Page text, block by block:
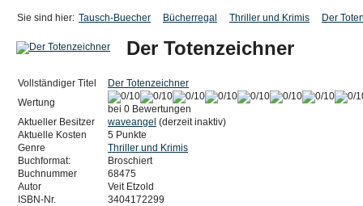
Sie sind hier: Tausch-Buecher Bücherregal Thriller und Krimis Der
Der Totenzeichner
Vollständiger Titel
Der Totenzeichner
Wertung
bei 0 Bewertungen
Aktueller Besitzer
waveangel (derzeit inaktiv)
Aktuelle Kosten
5 Punkte
Genre
Thriller und Krimis
Buchformat:
Broschiert
Buchnummer
68475
Autor
Veit Etzold
ISBN-Nr.
3404172299